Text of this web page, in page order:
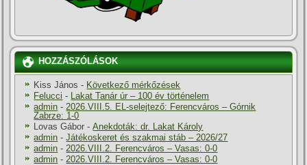
HOZZÁSZÓLÁSOK
Kiss János - Következő mérkőzések
Felucci - Lakat Tanár úr – 100 év történelem
admin -2026.VIII.5. EL-selejtező: Ferencváros – Górnik
Zabrze: 1-0
Lovas Gábor -Anekdoták: dr. Lakat Károly
admin -Játékoskeret és szakmai stáb – 2026/27
admin -2026.VIII.2. Ferencváros – Vasas: 0-0
admin -2026.VIII.2. Ferencváros – Vasas: 0-0